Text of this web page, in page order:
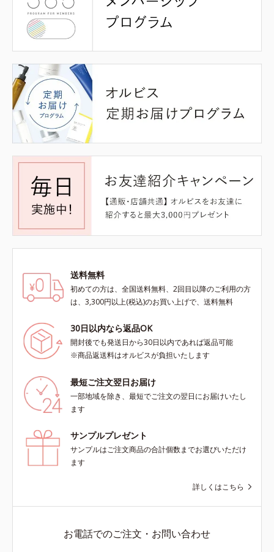
送料無料
初めての方は、全国送料無料、2回目以降のご利用の方
は、3,300円以上(税込)のお買い上げで、送料無料
30日以内なら返品OK
開封後でも発送日から30日以内であれば返品可能
※商品返送料はオルビスが負担いたします
最短ご注文翌日お届け
一部地域を除き、最短でご注文の翌日にお届けいたし
ます
サンプルプレゼント
サンプルはご注文商品の合計個数までお選びいただけ
ます
詳しくはこちら
お電話でのご注文・お問い合わせ